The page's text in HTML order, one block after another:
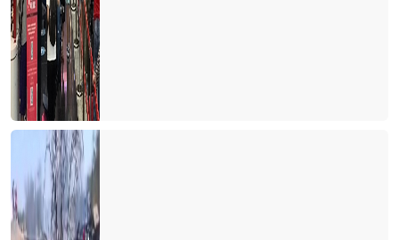
RESEPSİYONİST ARANIYOR!
Psikolojik Manipülasyon, Bilgi Kirliliği ve Algı Yönetimi
BİR PROFESYONEL İLE YOLLAR NASIL AYRILIR.
ALTERNATİF PAZARLAR